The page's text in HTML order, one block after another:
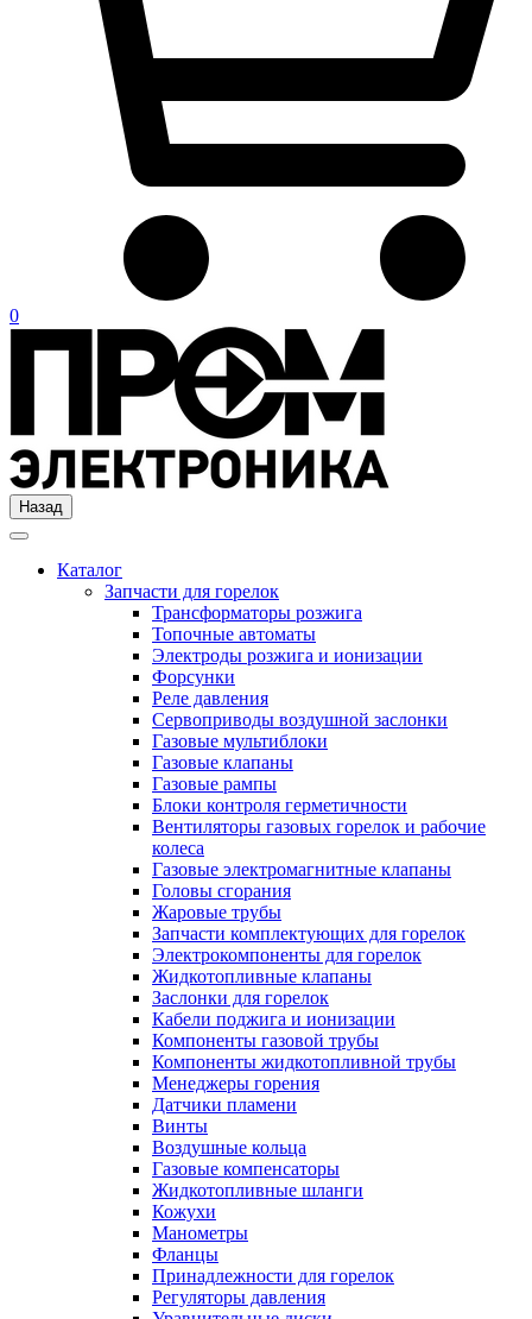
0
Назад
Каталог
Запчасти для горелок
Трансформаторы розжига
Топочные автоматы
Электроды розжига и ионизации
Форсунки
Реле давления
Сервоприводы воздушной заслонки
Газовые мультиблоки
Газовые клапаны
Газовые рампы
Блоки контроля герметичности
Вентиляторы газовых горелок и рабочие
колеса
Газовые электромагнитные клапаны
Головы сгорания
Жаровые трубы
Запчасти комплектующих для горелок
Электрокомпоненты для горелок
Жидкотопливные клапаны
Заслонки для горелок
Кабели поджига и ионизации
Компоненты газовой трубы
Компоненты жидкотопливной трубы
Менеджеры горения
Датчики пламени
Винты
Воздушные кольца
Газовые компенсаторы
Жидкотопливные шланги
Кожухи
Манометры
Фланцы
Принадлежности для горелок
Регуляторы давления